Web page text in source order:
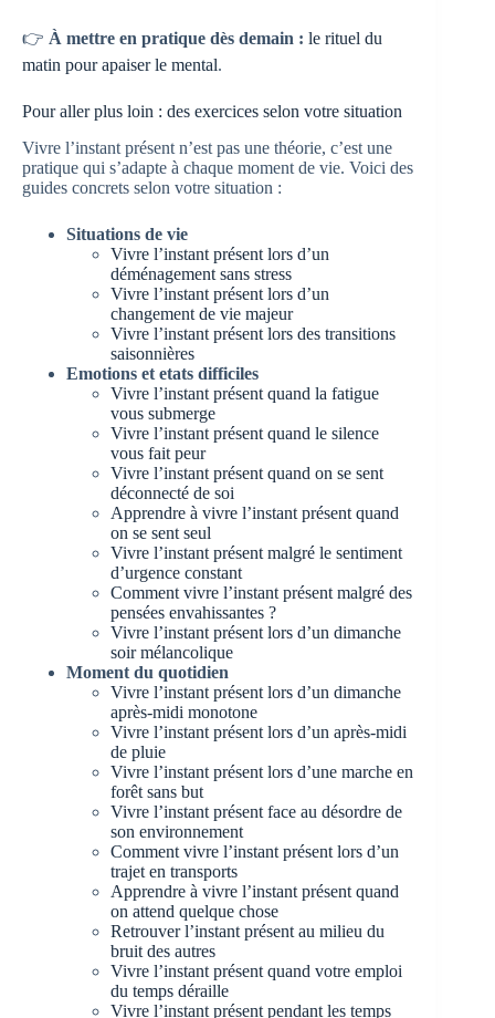
👉 À mettre en pratique dès demain : le rituel du
matin pour apaiser le mental.
Pour aller plus loin : des exercices selon votre situation
Vivre l’instant présent n’est pas une théorie, c’est une
pratique qui s’adapte à chaque moment de vie. Voici des
guides concrets selon votre situation :
Situations de vie
Vivre l’instant présent lors d’un
déménagement sans stress
Vivre l’instant présent lors d’un
changement de vie majeur
Vivre l’instant présent lors des transitions
saisonnières
Emotions et etats difficiles
Vivre l’instant présent quand la fatigue
vous submerge
Vivre l’instant présent quand le silence
vous fait peur
Vivre l’instant présent quand on se sent
déconnecté de soi
Apprendre à vivre l’instant présent quand
on se sent seul
Vivre l’instant présent malgré le sentiment
d’urgence constant
Comment vivre l’instant présent malgré des
pensées envahissantes ?
Vivre l’instant présent lors d’un dimanche
soir mélancolique
Moment du quotidien
Vivre l’instant présent lors d’un dimanche
après-midi monotone
Vivre l’instant présent lors d’un après-midi
de pluie
Vivre l’instant présent lors d’une marche en
forêt sans but
Vivre l’instant présent face au désordre de
son environnement
Comment vivre l’instant présent lors d’un
trajet en transports
Apprendre à vivre l’instant présent quand
on attend quelque chose
Retrouver l’instant présent au milieu du
bruit des autres
Vivre l’instant présent quand votre emploi
du temps déraille
Vivre l’instant présent pendant les temps